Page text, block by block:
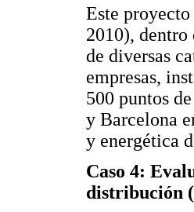
Este
2010),
de diversas
empresas,
500 puntos
y Barcelona
y energética
Caso 4:
distribución